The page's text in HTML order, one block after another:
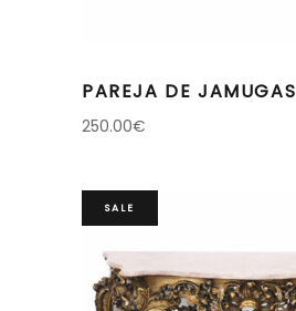
PAREJA DE JAMUGAS
250.00€
SALE